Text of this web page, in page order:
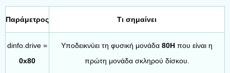
Παράμετρος Τι σημαίνει
dinfo.drive =
0x80
Υποδεικνύει τη φυσική μονάδα 80H που είναι η
πρώτη μονάδα σκληρού δίσκου.